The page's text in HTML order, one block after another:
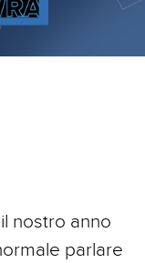
Ads
nostro anno
parlare